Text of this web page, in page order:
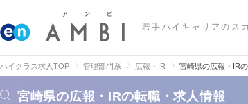
若手ハイキャリアのス
ハイクラス求人TOP 管理部門系 広報・IR 宮崎県の広報・IR
宮崎県の広報・IRの転職・求人情報